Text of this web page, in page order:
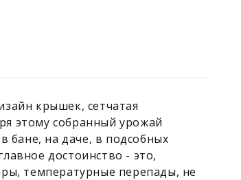
крышек, сетчатая
этому собранный урожай
бане, на даче, в подсобных
достоинство - это,
температурные перепады, не